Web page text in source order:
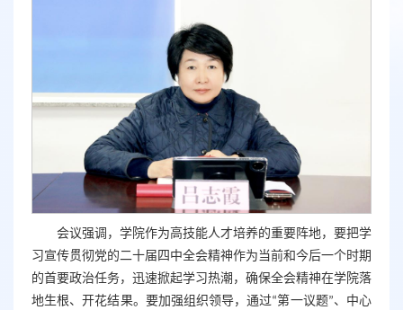
会议强调，学院作为高技能人才培养的重要阵地，要把学
习宣传贯彻党的二十届四中全会精神作为当前和今后一个时期
的首要政治任务，迅速掀起学习热潮，确保全会精神在学院落
地生根、开花结果。要加强组织领导，通过“第一议题”、中心